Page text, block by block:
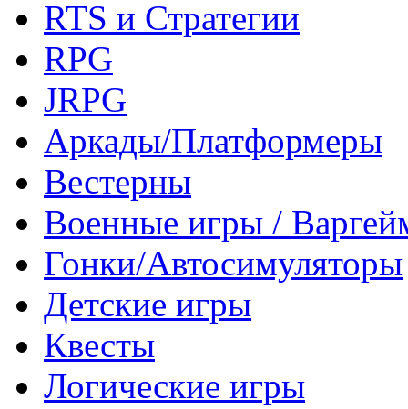
RTS и Стратегии
RPG
JRPG
Аркады/Платформеры
Вестерны
Военные игры /
Гонки/Автосимуляторы
Детские игры
Квесты
Логические игры